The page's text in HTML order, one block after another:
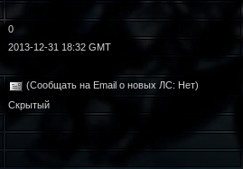
0
2013-12-31 18:32 GMT
(Сообщать на Email о новых ЛС: Нет)
Скрытый